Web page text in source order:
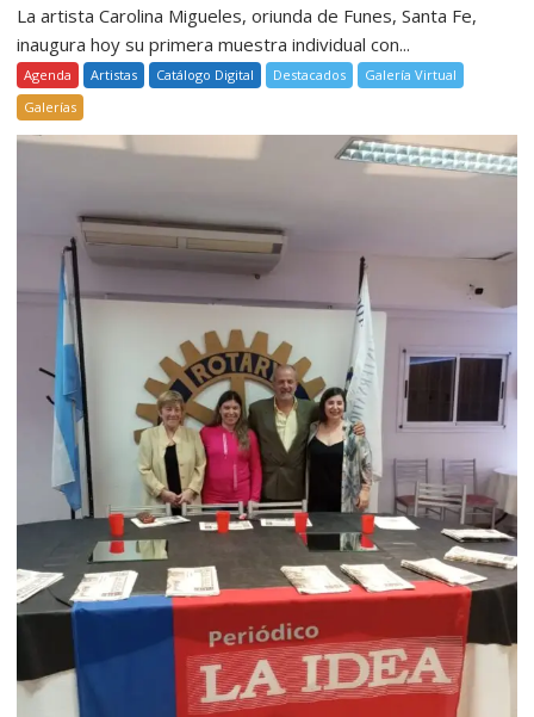
La artista Carolina Migueles, oriunda de Funes, Santa Fe,
inaugura hoy su primera muestra individual con...
Agenda Artistas Catálogo Digital Destacados
Galería Virtual
Galerías